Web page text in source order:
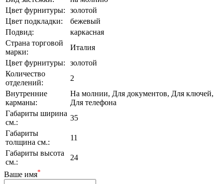
Цвет фурнитуры:
золотой
Цвет подкладки:
бежевый
Подвид:
каркасная
Страна торговой
марки:
Италия
Цвет фурнитуры:
золотой
Количество
отделений:
2
Внутренние
карманы:
На молнии, Для документов, Для ключей,
Для телефона
Габариты ширина
см.:
35
Габариты
толщина см.:
11
Габариты высота
см.:
24
Ваше имя*